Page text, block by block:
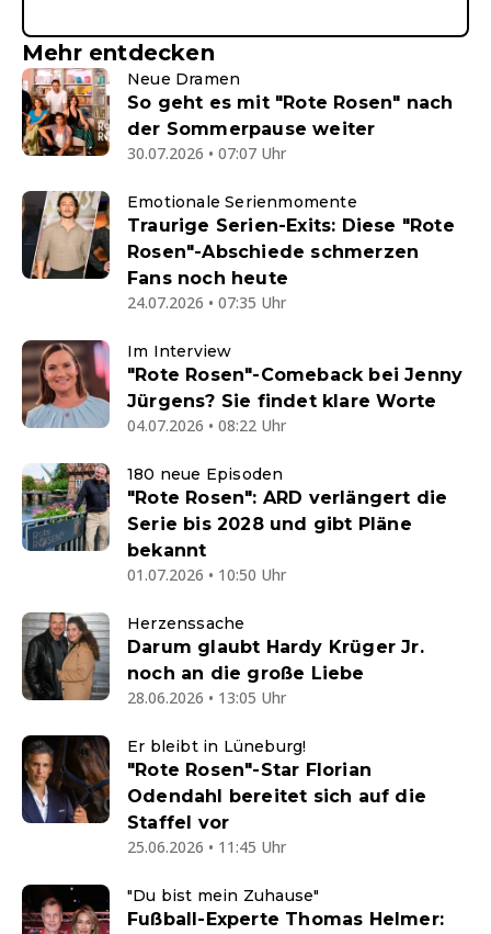
Mehr entdecken
Neue Dramen
So geht es mit "Rote Rosen" nach
der Sommerpause weiter
30.07.2026 • 07:07 Uhr
Emotionale Serienmomente
Traurige Serien-Exits: Diese "Rote
Rosen"-Abschiede schmerzen
Fans noch heute
24.07.2026 • 07:35 Uhr
Im Interview
"Rote Rosen"-Comeback bei Jenny
Jürgens? Sie findet klare Worte
04.07.2026 • 08:22 Uhr
180 neue Episoden
"Rote Rosen": ARD verlängert die
Serie bis 2028 und gibt Pläne
bekannt
01.07.2026 • 10:50 Uhr
Herzenssache
Darum glaubt Hardy Krüger Jr.
noch an die große Liebe
28.06.2026 • 13:05 Uhr
Er bleibt in Lüneburg!
"Rote Rosen"-Star Florian
Odendahl bereitet sich auf die
Staffel vor
25.06.2026 • 11:45 Uhr
"Du bist mein Zuhause"
Fußball-Experte Thomas Helmer: